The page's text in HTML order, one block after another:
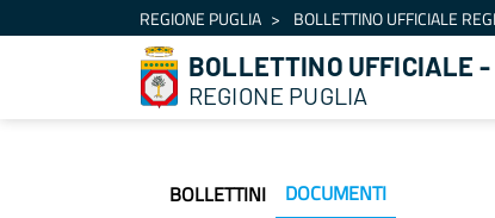
Salta al contenutoREGIONE PUGLIA BOLLETTINO UFFICIALE
BOLLETTINO UFFICIALE -
REGIONE PUGLIA
BOLLETTINI DOCUMENTI